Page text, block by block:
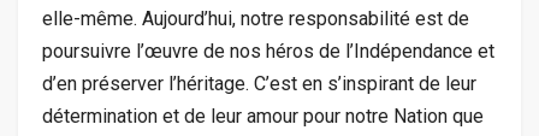
elle-même. Aujourd’hui, notre responsabilité est de
poursuivre l’œuvre de nos héros de l’Indépendance et
d’en préserver l’héritage. C’est en s’inspirant de leur
détermination et de leur amour pour notre Nation que